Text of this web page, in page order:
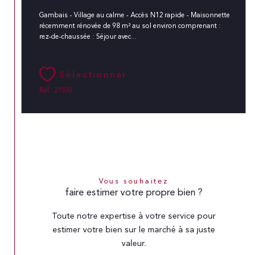
Gambais - Village au calme - Accès N12 rapide - Maisonnette
récemment rénovée de 98 m² au sol environ comprenant :
rez-de-chaussée : Séjour avec...
Sélectionner
Réf : 21510
Vous souhaitez
faire estimer votre propre bien ?
Toute notre expertise à votre service pour
estimer votre bien sur le marché à sa juste
valeur.